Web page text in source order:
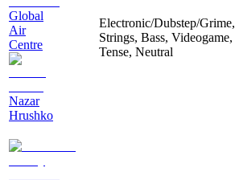
Global
Air
Centre
Nazar
Hrushko
Electronic/Dubstep/Grime,
Strings, Bass, Videogame,
Tense, Neutral